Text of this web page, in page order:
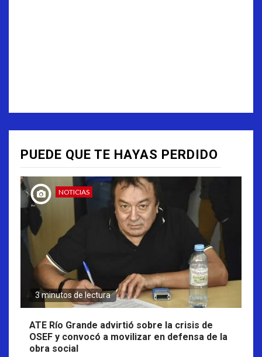
PUEDE QUE TE HAYAS PERDIDO
NOTICIAS
3 minutos de lectura
ATE Río Grande advirtió sobre la crisis de
OSEF y convocó a movilizar en defensa de la
obra social